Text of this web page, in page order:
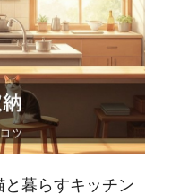
暮らすキッチン